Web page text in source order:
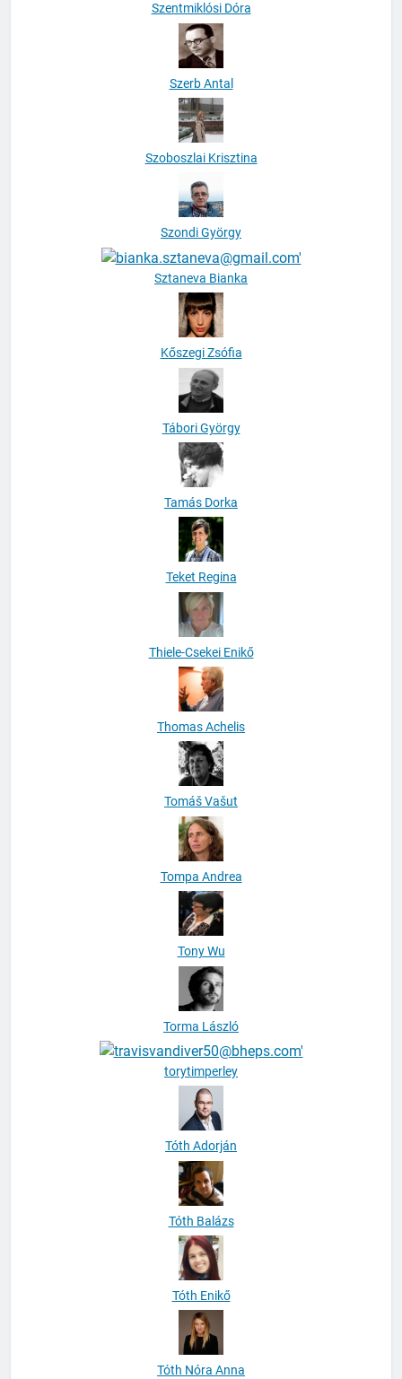
Szentmiklósi Dóra
Szerb Antal
Szoboszlai Krisztina
Szondi György
Sztaneva Bianka
Kőszegi Zsófia
Tábori György
Tamás Dorka
Teket Regina
Thiele-Csekei Enikő
Thomas Achelis
Tomáš Vašut
Tompa Andrea
Tony Wu
Torma László
torytimperley
Tóth Adorján
Tóth Balázs
Tóth Enikő
Tóth Nóra Anna